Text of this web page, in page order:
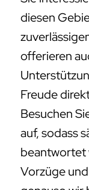
diesen
offerieren
Freude
Besuchen
auf, sodass
beantwortet
Vorzüge